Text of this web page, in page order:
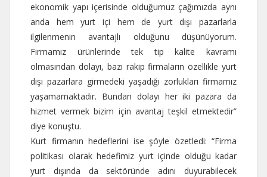
ekonomik yapı içerisinde olduğumuz çağımızda aynı
anda hem yurt içi hem de yurt dışı pazarlarla
ilgilenmenin avantajlı olduğunu düşünüyorum.
Firmamız ürünlerinde tek tip kalite kavramı
olmasından dolayı, bazı rakip firmaların özellikle yurt
dışı pazarlara girmedeki yaşadığı zorlukları firmamız
yaşamamaktadır. Bundan dolayı her iki pazara da
hizmet vermek bizim için avantaj teşkil etmektedir”
diye konuştu.
Kurt firmanın hedeflerini ise şöyle özetledi: “Firma
politikası olarak hedefimiz yurt içinde olduğu kadar
yurt dışında da sektöründe adını duyurabilecek